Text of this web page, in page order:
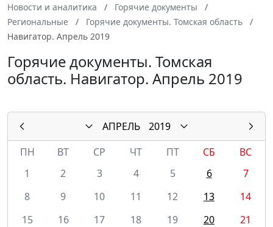
Новости и аналитика
Горячие документы
Региональные
Горячие документы. Томская область
Навигатор. Апрель 2019
Горячие документы. Томская
область. Навигатор. Апрель 2019
АПРЕЛЬ
2019
ПН
ВТ СР ЧТ ПТ СБ
ВС
1
2 3 4 5 6
7
8
9 10 11 12 13
14
15
16 17 18 19 20
21